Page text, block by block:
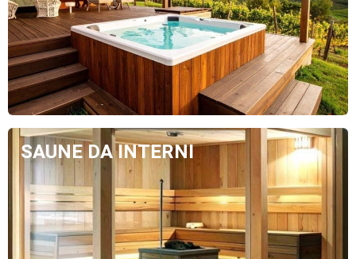
SAUNE DA INTERNI